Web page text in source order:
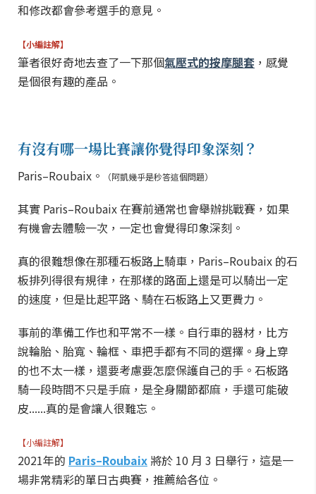
和修改都會參考選手的意見。
【小編註解】
筆者很好奇地去查了一下那個氣壓式的按摩腿套 ，感覺
是個很有趣的產品。
有沒有哪一場比賽讓你覺得印象深刻？
Paris–Roubaix。 （阿凱幾乎是秒答這個問題）
其實 Paris–Roubaix 在賽前通常也會舉辦挑戰賽，如果
有機會去體驗一次，一定也會覺得印象深刻。
真的很難想像在那種石板路上騎車，Paris–Roubaix 的石
板排列得很有規律，在那樣的路面上還是可以騎出一定
的速度，但是比起平路、騎在石板路上又更費力。
事前的準備工作也和平常不一樣。自行車的器材，比方
說輪胎、胎寬、輪框、車把手都有不同的選擇。身上穿
的也不太一樣，還要考慮要怎麼保護自己的手。石板路
騎一段時間不只是手麻，是全身關節都麻，手還可能破
皮......真的是會讓人很難忘。
【小編註解】
2021年的 Paris–Roubaix 將於 10 月 3 日舉行，這是一
場非常精彩的單日古典賽，推薦給各位。